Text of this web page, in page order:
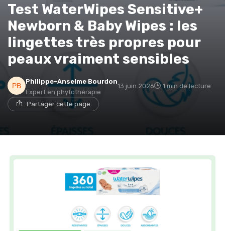
Test WaterWipes Sensitive+
Newborn & Baby Wipes : les
lingettes très propres pour
peaux vraiment sensibles
Philippe-Anselme Bourdon
Expert en phytothérapie
13 juin 2026 1 min de lecture
Partager cette page